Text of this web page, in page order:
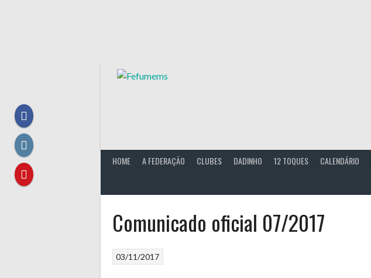
HOME A FEDERAÇÃO CLUBES DADINHO 12 TOQUES CALENDÁRIO
Comunicado oficial 07/2017
03/11/2017